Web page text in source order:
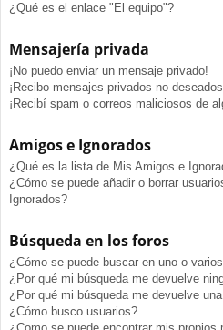
¿Qué es el enlace "El equipo"?
Mensajería privada
¡No puedo enviar un mensaje privado!
¡Recibo mensajes privados no
¡Recibí spam o correos maliciosos de
Amigos e Ignorados
¿Qué es la lista de Mis Amigos e
¿Cómo se puede añadir o borrar
Ignorados?
Búsqueda en los foros
¿Cómo se puede buscar en uno o
¿Por qué mi búsqueda me devuelve
¿Por qué mi búsqueda me devuelve
¿Cómo busco usuarios?